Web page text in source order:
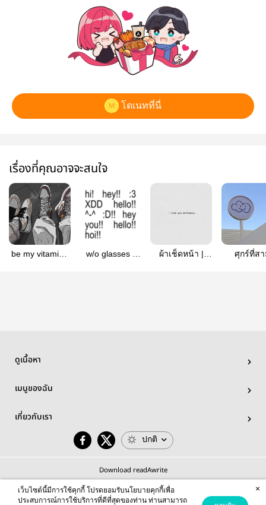
โดเนทที่นี่
เรื่องที่คุณอาจจะสนใจ
be my vitamin ;
w/o glasses |
ผ้าเช็ดหน้า |
ศุกร์ที่ส
ดูเนื้อหา
เมนูของฉัน
เกี่ยวกับเรา
ปกติ
Download readAwrite
เว็บไซต์นี้มีการใช้คุกกี้ โปรดยอมรับนโยบายคุกกี้เพื่อ
ประสบการณ์การใช้บริการที่ดีที่สุดของท่าน ท่านสามารถ
×